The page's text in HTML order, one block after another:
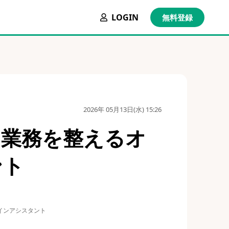
LOGIN 無料登録
2026年 05月13日(水) 15:26
務を整えるオ
アシスタント